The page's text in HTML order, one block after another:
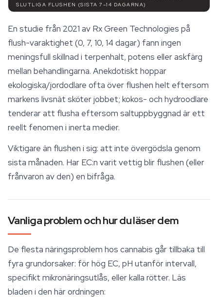
SLUTLIGA FLUSHEN (SISTA 7–14 DAGARNA)
En studie från 2021 av Rx Green Technologies på
flush-varaktighet (0, 7, 10, 14 dagar) fann ingen
meningsfull skillnad i terpenhalt, potens eller askfärg
mellan behandlingarna. Anekdotiskt hoppar
ekologiska/jordodlare ofta över flushen helt eftersom
markens livsnät sköter jobbet; kokos- och hydroodlare
tenderar att flusha eftersom saltuppbyggnad är ett
reellt fenomen i inerta medier.
Viktigare än flushen i sig: att inte övergödsla genom
sista månaden. Har EC:n varit vettig blir flushen (eller
frånvaron av den) en bifråga.
Vanliga problem och hur du läser dem
De flesta näringsproblem hos cannabis går tillbaka till
fyra grundorsaker: för hög EC, pH utanför intervall,
specifikt mikronäringsutlås, eller kalla rötter. Läs
bladen i den här ordningen: